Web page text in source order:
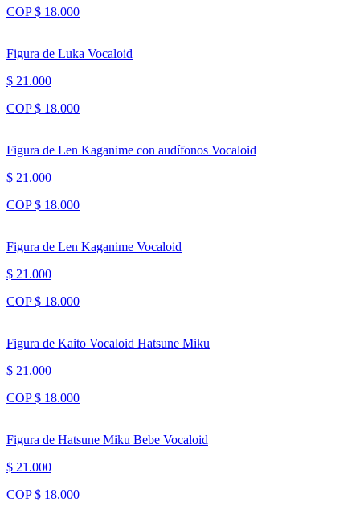
COP $ 18.000
Figura de Luka Vocaloid
$ 21.000
COP $ 18.000
Figura de Len Kaganime con audífonos Vocaloid
$ 21.000
COP $ 18.000
Figura de Len Kaganime Vocaloid
$ 21.000
COP $ 18.000
Figura de Kaito Vocaloid Hatsune Miku
$ 21.000
COP $ 18.000
Figura de Hatsune Miku Bebe Vocaloid
$ 21.000
COP $ 18.000